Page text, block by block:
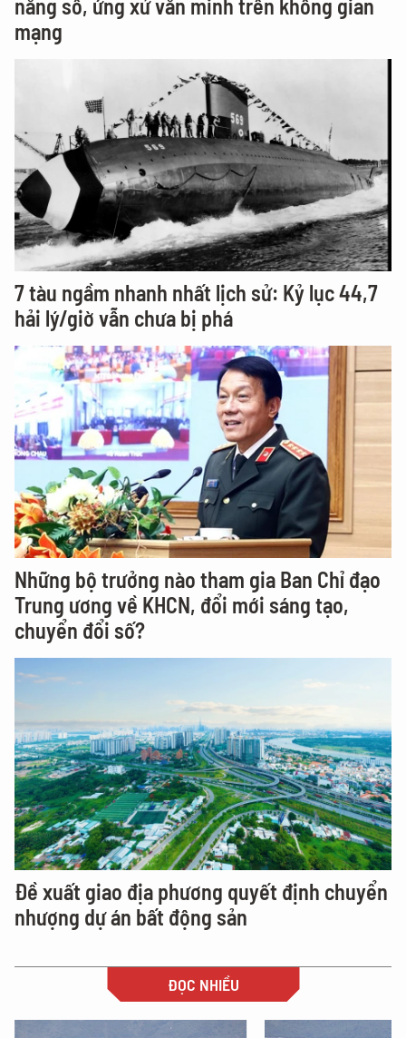
năng số, ứng xử văn minh trên không gian
mạng
7 tàu ngầm nhanh nhất lịch sử: Kỷ lục 44,7
hải lý/giờ vẫn chưa bị phá
Những bộ trưởng nào tham gia Ban Chỉ đạo
Trung ương về KHCN, đổi mới sáng tạo,
chuyển đổi số?
Đề xuất giao địa phương quyết định chuyển
nhượng dự án bất động sản
ĐỌC NHIỀU